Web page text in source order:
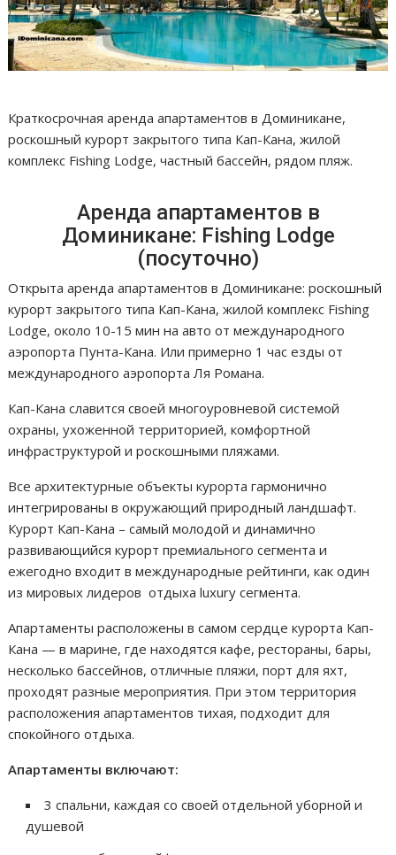
Краткосрочная аренда апартаментов в Доминикане,
роскошный курорт закрытого типа Кап-Кана, жилой
комплекс Fishing Lodge, частный бассейн, рядом пляж.
Аренда апартаментов в
Доминикане: Fishing Lodge
(посуточно)
Открыта аренда апартаментов в Доминикане: роскошный
курорт закрытого типа Кап-Кана, жилой комплекс Fishing
Lodge, около 10-15 мин на авто от международного
аэропорта Пунта-Кана. Или примерно 1 час езды от
международного аэропорта Ля Романа.
Кап-Кана славится своей многоуровневой системой
охраны, ухоженной территорией, комфортной
инфраструктурой и роскошными пляжами.
Все архитектурные объекты курорта гармонично
интегрированы в окружающий природный ландшафт.
Курорт Кап-Кана – самый молодой и динамично
развивающийся курорт премиального сегмента и
ежегодно входит в международные рейтинги, как один
из мировых лидеров отдыха luxury сегмента.
Апартаменты расположены в самом сердце курорта Кап-
Кана — в марине, где находятся кафе, рестораны, бары,
несколько бассейнов, отличные пляжи, порт для яхт,
проходят разные мероприятия. При этом территория
расположения апартаментов тихая, подходит для
спокойного отдыха.
Апартаменты включают:
3 спальни, каждая со своей отдельной уборной и
душевой